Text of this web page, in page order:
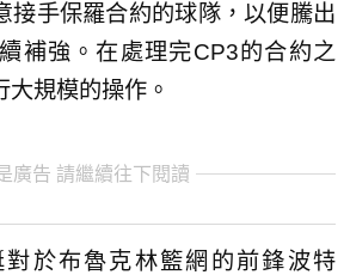
接手保羅合約的球隊，以便騰出
補強。在處理完CP3的合約之
規模的操作。
廣告 請繼續往下閱讀
於布魯克林籃網的前鋒波特